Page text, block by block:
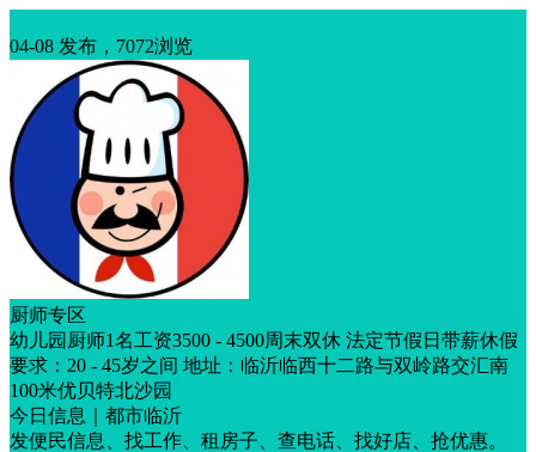
04-08 发布，7072浏览
厨师专区
幼儿园厨师1名工资3500 - 4500周末双休 法定节假日带薪休假
要求：20 - 45岁之间 地址：临沂临西十二路与双岭路交汇南
100米优贝特北沙园
今日信息｜都市临沂
发便民信息、找工作、租房子、查电话、找好店、抢优惠。